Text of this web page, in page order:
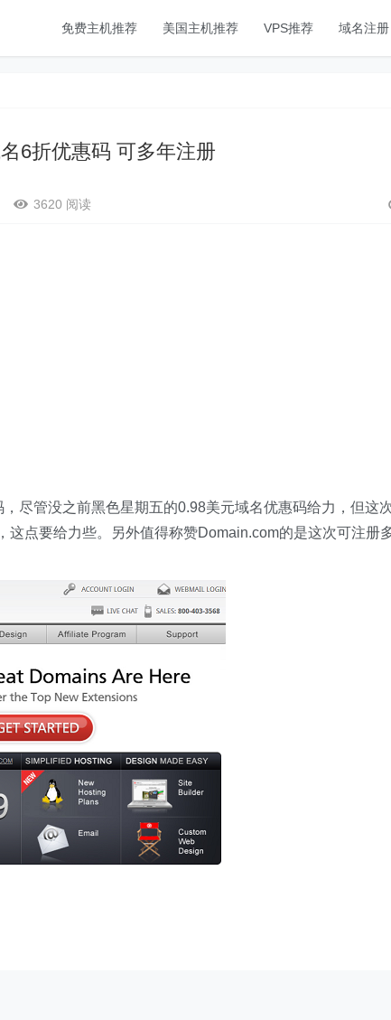
免费主机推荐 美国主机推荐 VPS推荐 域名注册
6折优惠码 可多年注册
3620 阅读
尽管没之前黑色星期五的0.98美元域名优惠码给力，但这
这点要给力些。另外值得称赞Domain.com的是这次可注册